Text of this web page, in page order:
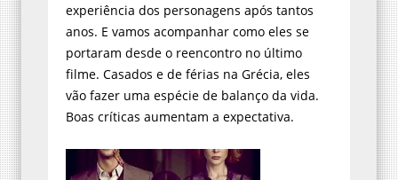
experiência dos personagens após tantos
anos. E vamos acompanhar como eles se
portaram desde o reencontro no último
filme. Casados e de férias na Grécia, eles
vão fazer uma espécie de balanço da vida.
Boas críticas aumentam a expectativa.